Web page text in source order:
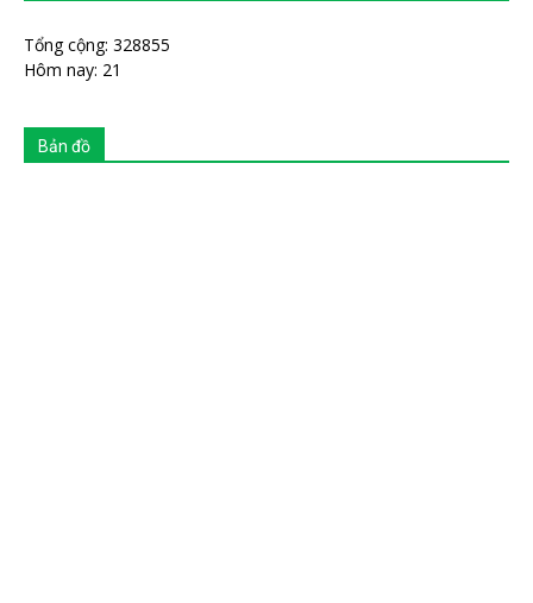
Tổng cộng: 328855
Hôm nay: 21
Bản đồ